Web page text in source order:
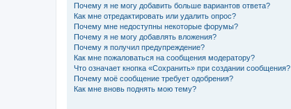
Почему я не могу добавить больше вариантов ответа?
Как мне отредактировать или удалить опрос?
Почему мне недоступны некоторые форумы?
Почему я не могу добавлять вложения?
Почему я получил предупреждение?
Как мне пожаловаться на сообщения модератору?
Что означает кнопка «Сохранить» при создании сообщения?
Почему моё сообщение требует одобрения?
Как мне вновь поднять мою тему?